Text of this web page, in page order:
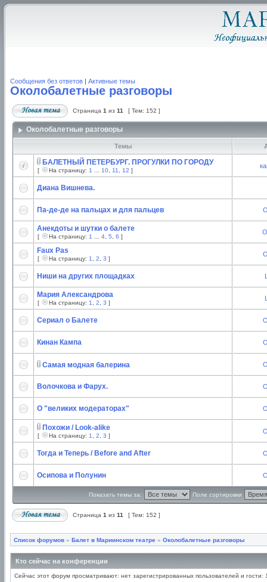
Сообщения без ответов | Активные темы
Околобалетные разговоры
Страница 1 из 11 [ Тем: 152 ]
Околобалетные разговоры
Темы
БАЛЕТНЫЙ ПЕТЕРБУРГ. ПРОГУЛКИ ПО ГОРОДУ
[ На страницу: 1 10 11 12 ]
Диана Вишнева.
Па-де-де на пальцах и для пальцев
Анекдоты и шутки о балете
[ На страницу: 1 4 5 6 ]
Faux Pas
[ На страницу: 1 2 3 ]
Ниши на других площадках
Мария Александрова
[ На страницу: 1 2 3 ]
Сериал о Балете
Кинан Кампа
Самая модная балерина
Волочкова и Фарух.
О "великих модераторах"
Похожи / Look-alike
[ На страницу: 1 2 3 ]
Тогда и Теперь / Before and After
Осипова и Полунин
Показать темы за: Поле сортировки
Страница 1 из 11 [ Тем: 152 ]
Список форумов » Балет в Мариинском театре » Околобалетные разговоры
Кто сейчас на конференции
Сейчас этот форум просматривают: нет зарегистрированных пользователей и гости: